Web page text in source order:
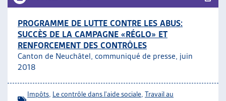
PROGRAMME DE LUTTE CONTRE LES ABUS:
SUCCÈS DE LA CAMPAGNE «RÉGLO» ET
RENFORCEMENT DES CONTRÔLES
Canton de Neuchâtel, communiqué de presse, juin
2018
Impôts Le contrôle dans l'aide sociale Travail au